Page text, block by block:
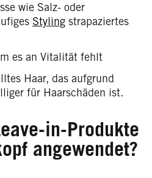
wie Salz- oder
Styling strapaziertes
es an Vitalität fehlt
Haar, das aufgrund
für Haarschäden ist.
in-Produkte
angewendet?